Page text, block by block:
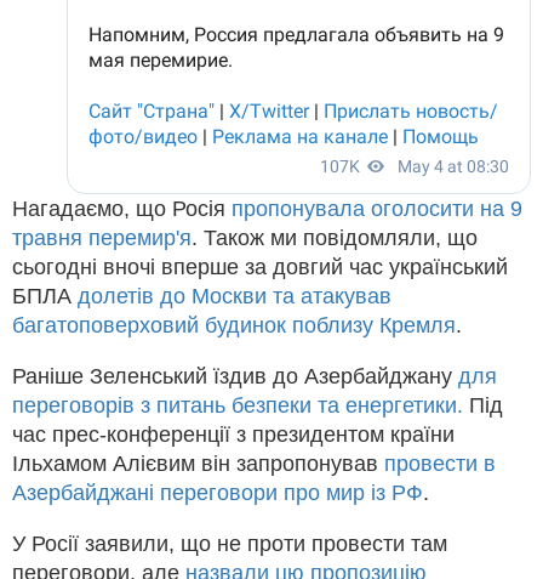
Нагадаємо, що Росія пропонувала оголосити на 9
травня перемир'я. Також ми повідомляли, що
сьогодні вночі вперше за довгий час український
БПЛА долетів до Москви та атакував
багатоповерховий будинок поблизу Кремля.
Раніше Зеленський їздив до Азербайджану для
переговорів з питань безпеки та енергетики. Під
час прес-конференції з президентом країни
Ільхамом Алієвим він запропонував провести в
Азербайджані переговори про мир із РФ.
У Росії заявили, що не проти провести там
переговори, але назвали цю пропозицію